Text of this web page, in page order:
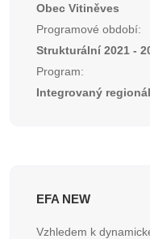
Obec Vitiněves
Programové období:
Strukturální 2021 -
Program:
Integrovaný
EFA NEW
Vzhledem k